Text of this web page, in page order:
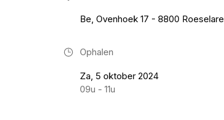
Be, Ovenhoek 17 - 8800 Roeselare
Ophalen
Za, 5 oktober 2024
09u - 11u